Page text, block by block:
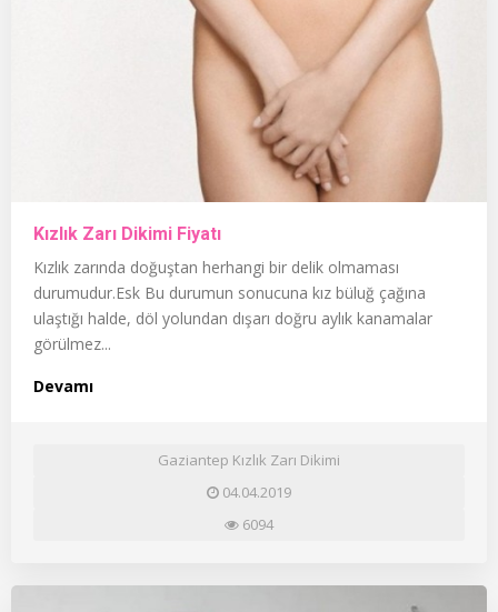
Kızlık Zarı Dikimi Fiyatı
Kızlık zarında doğuştan herhangi bir delik olmaması
durumudur.Esk Bu durumun sonucuna kız büluğ çağına
ulaştığı halde, döl yolundan dışarı doğru aylık kanamalar
görülmez...
Devamı
Gaziantep Kızlık Zarı Dikimi
04.04.2019
6094